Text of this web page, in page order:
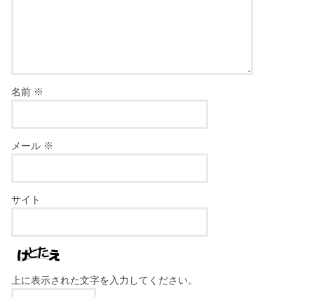
名前 ※
メール ※
サイト
上に表示された文字を入力してください。